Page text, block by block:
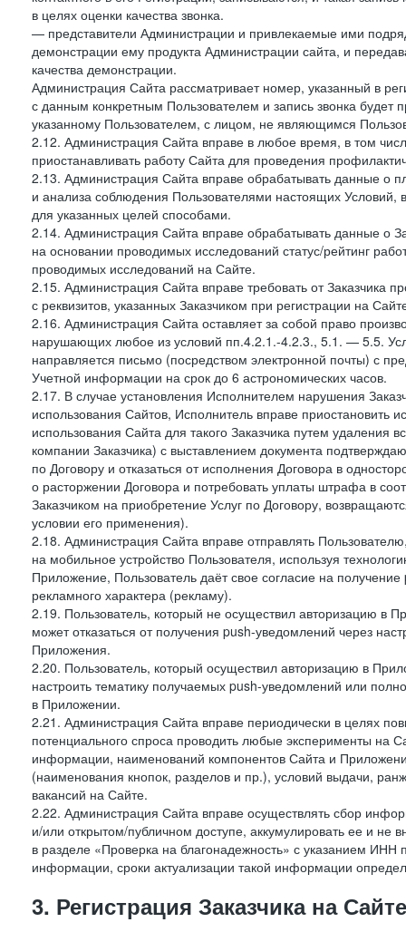
в целях оценки качества звонка.
— представители Администрации и привлекаемые ими
демонстрации ему продукта Администрации сайта, и
качества демонстрации.
Администрация Сайта рассматривает номер, указанный в
с данным конкретным Пользователем и запись звонка будет
указанному Пользователем, с лицом, не являющимся
2.12. Администрация Сайта вправе в любое время, в том
приостанавливать работу Сайта для проведения
2.13. Администрация Сайта вправе обрабатывать данные о
и анализа соблюдения Пользователями настоящих
для указанных целей способами.
2.14. Администрация Сайта вправе обрабатывать данные о
на основании проводимых исследований статус/рейтинг
проводимых исследований на Сайте.
2.15. Администрация Сайта вправе требовать от Заказчика
с реквизитов, указанных Заказчиком при регистрации на
2.16. Администрация Сайта оставляет за собой право
нарушающих любое из условий пп.4.2.1.-4.2.3., 5.1. — 5.5.
направляется письмо (посредством электронной почты) с
Учетной информации на срок до 6 астрономических часов.
2.17. В случае установления Исполнителем нарушения
использования Сайтов, Исполнитель вправе приостановить
использования Сайта для такого Заказчика путем
компании Заказчика) с выставлением документа
по Договору и отказаться от исполнения Договора в
о расторжении Договора и потребовать уплаты штрафа в
Заказчиком на приобретение Услуг по Договору,
условии его применения).
2.18. Администрация Сайта вправе отправлять
на мобильное устройство Пользователя, используя
Приложение, Пользователь даёт свое согласие на
рекламного характера (рекламу).
2.19. Пользователь, который не осуществил авторизацию в
может отказаться от получения push-уведомлений через
Приложения.
2.20. Пользователь, который осуществил авторизацию в
настроить тематику получаемых push-уведомлений или
в Приложении.
2.21. Администрация Сайта вправе периодически в целях
потенциального спроса проводить любые эксперименты на
информации, наименований компонентов Сайта и
(наименования кнопок, разделов и пр.), условий выдачи,
вакансий на Сайте.
2.22. Администрация Сайта вправе осуществлять сбор
и/или открытом/публичном доступе, аккумулировать ее и не
в разделе «Проверка на благонадежность» с указанием
информации, сроки актуализации такой информации
3. Регистрация Заказчика на Сайте